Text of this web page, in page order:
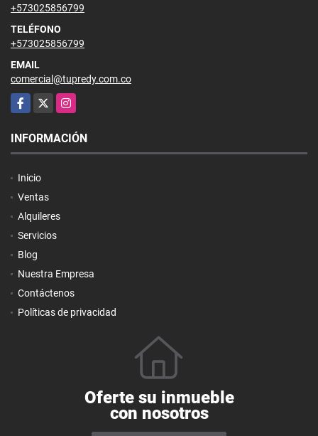
+573025856799
TELÉFONO
+573025856799
EMAIL
comercial@tupredy.com.co
Facebook
X Instagram
INFORMACIÓN
Inicio
Ventas
Alquileres
Servicios
Blog
Nuestra Empresa
Contáctenos
Políticas de privacidad
Oferte su inmueble
con nosotros